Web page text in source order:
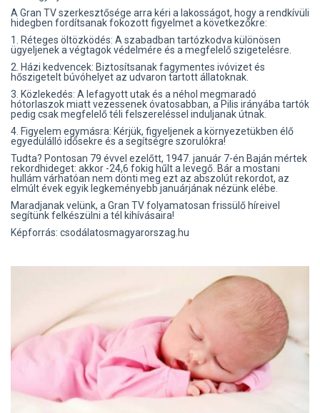
A Gran TV szerkesztősége arra kéri a lakosságot, hogy a rendkívüli
hidegben fordítsanak fokozott figyelmet a következőkre:
1. Réteges öltözködés: A szabadban tartózkodva különösen
ügyeljenek a végtagok védelmére és a megfelelő szigetelésre.
2. Házi kedvencek: Biztosítsanak fagymentes ivóvizet és
hőszigetelt búvóhelyet az udvaron tartott állatoknak.
3. Közlekedés: A lefagyott utak és a néhol megmaradó
hótorlaszok miatt vezessenek óvatosabban, a Pilis irányába tartók
pedig csak megfelelő téli felszereléssel induljanak útnak.
4. Figyelem egymásra: Kérjük, figyeljenek a környezetükben élő
egyedülálló idősekre és a segítségre szorulókra!
Tudta? Pontosan 79 évvel ezelőtt, 1947. január 7-én Baján mértek
rekordhideget: akkor -24,6 fokig hűlt a levegő. Bár a mostani
hullám várhatóan nem dönti meg ezt az abszolút rekordot, az
elmúlt évek egyik legkeményebb januárjának nézünk elébe.
Maradjanak velünk, a Gran TV folyamatosan frissülő híreivel
segítünk felkészülni a tél kihívásaira!
Képforrás: csodálatosmagyarorszag.hu